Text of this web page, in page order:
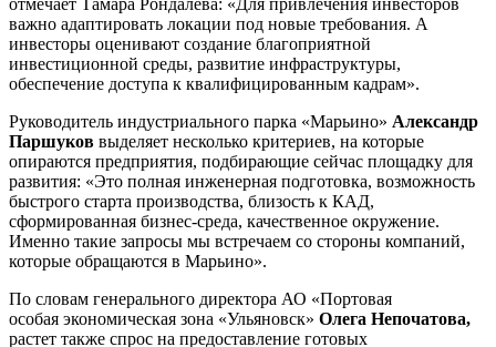
отмечает Тамара Рондалева: «Для привлечения инвесторов
важно адаптировать локации под новые требования. А
инвесторы оценивают создание благоприятной
инвестиционной среды, развитие инфраструктуры,
обеспечение доступа к квалифицированным кадрам».
Руководитель индустриального парка «Марьино» Александр
Паршуков выделяет несколько критериев, на которые
опираются предприятия, подбирающие сейчас площадку для
развития: «Это полная инженерная подготовка, возможность
быстрого старта производства, близость к КАД,
сформированная бизнес-среда, качественное окружение.
Именно такие запросы мы встречаем со стороны компаний,
которые обращаются в Марьино».
По словам генерального директора АО «Портовая
особая экономическая зона «Ульяновск» Олега Непочатова,
растет также спрос на предоставление готовых